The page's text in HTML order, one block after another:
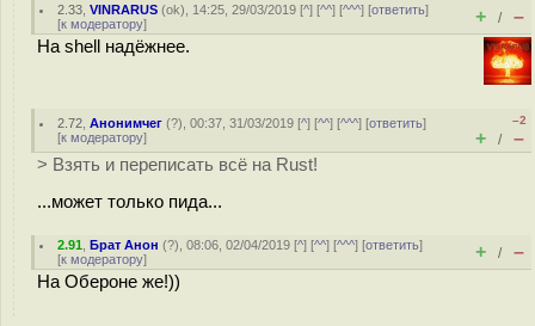
2.33 ,VINRARUS (ok), 14:25, 29/03/2019 [^] [^^] [^^^] [ответить]
[к модератору] + / –
На shell надёжнее.
2.72 ,Анонимчег (?), 00:37, 31/03/2019 [^] [^^] [^^^] [ответить]
[к модератору]
–2
+ / –
> Взять и переписать всё на Rust!
...может только пидa...
2.91 ,Брат Анон (?), 08:06, 02/04/2019 [^] [^^] [^^^] [ответить]
[к модератору] + / –
На Обероне же!))